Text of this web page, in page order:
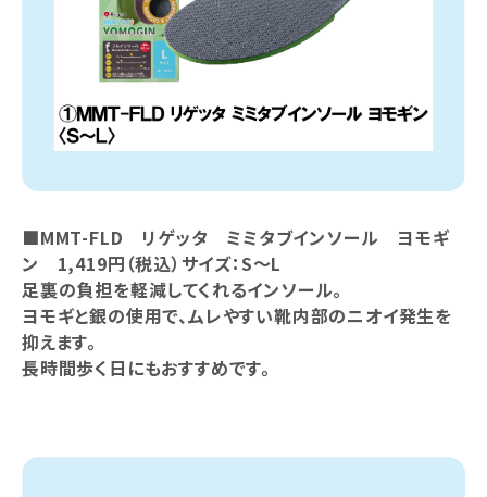
■MMT-FLD リゲッタ ミミタブインソール ヨモギ
ン 1,419円（税込）サイズ：S～L
足裏の負担を軽減してくれるインソール。
ヨモギと銀の使用で、ムレやすい靴内部のニオイ発生を
抑えます。
長時間歩く日にもおすすめです。